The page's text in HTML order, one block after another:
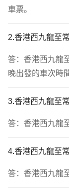
車票。
2.香港西九龍至
答：香港西九龍
晚出發的車次時
3.香港西九龍至
答：香港西九龍
4.香港西九龍至
答：香港西九龍